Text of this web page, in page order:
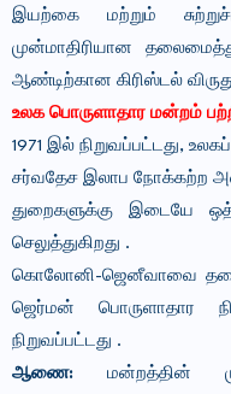
இயற்கை மற்றும்
முன்மாதிரியான
ஆண்டிற்கான கிரிஸ்டல்
உலக பொருளாதார மன்றம்
1971 இல் நிறுவப்பட்டது,
சர்வதேச இலாப நோக்கற்ற
துறைகளுக்கு இடையே
செலுத்துகிறது .
கொலோனி-ஜெனீவாவை
ஜெர்மன் பொருளாதார
நிறுவப்பட்டது .
ஆணை: மன்றத்தின்